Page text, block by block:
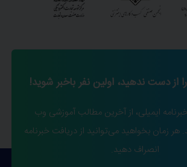
از دست ندهید، اولین نفر باخبر شوید!
ایمیلی، از آخرین مطالب آموزشی وب
زمان بخواهید می‌توانید از دریافت خبرنامه
انصراف دهید.